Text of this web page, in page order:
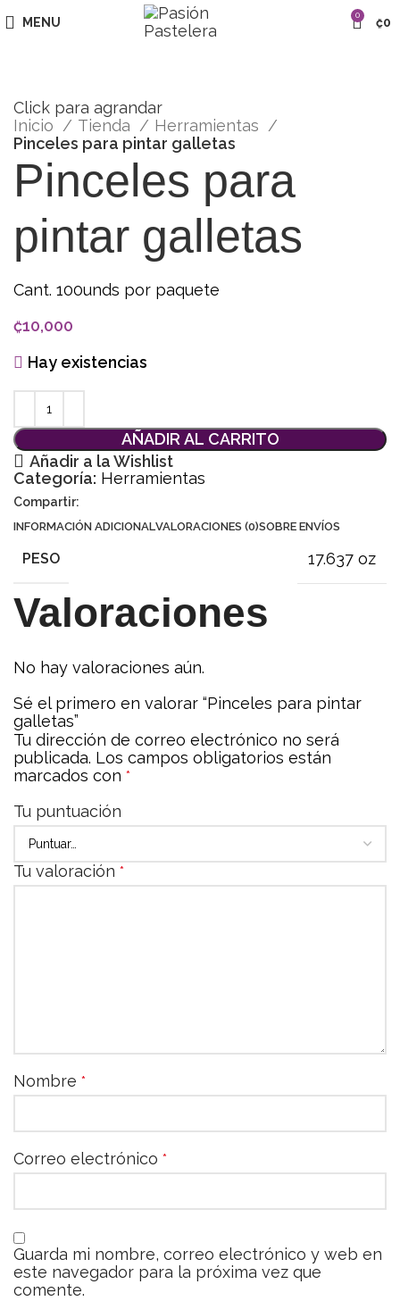
MENU 0 ₡0
Click para agrandar
Inicio
Tienda
Herramientas
Pinceles para pintar galletas
Pinceles para
pintar galletas
Cant. 100unds por paquete
₡10,000
Hay existencias
AÑADIR AL CARRITO
Añadir a la Wishlist
Categoría: Herramientas
Compartir:
INFORMACIÓN ADICIONALVALORACIONES (0)SOBRE ENVÍOS
PESO 17.637 oz
Valoraciones
No hay valoraciones aún.
Sé el primero en valorar “Pinceles para pintar
galletas”
Tu dirección de correo electrónico no será
publicada. Los campos obligatorios están
marcados con *
Tu puntuación
Tu valoración *
Nombre *
Correo electrónico *
Guarda mi nombre, correo electrónico y web en
este navegador para la próxima vez que
comente.